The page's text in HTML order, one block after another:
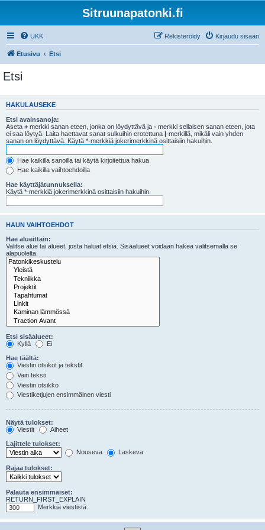
Sitruunapatonki.fi
UKK Kirjaudu sisään
Rekisteröidy
Etusivu Etsi
Etsi
HAKULAUSEKE
Etsi avainsanoja:
Aseta + merkki sanan eteen, jonka on löydyttävä ja - merkki sellaisen sanan eteen, jota
ei saa löytyä. Laita haettavat sanat sulkuihin erotettuna |-merkillä, mikäli vain yhden
sanan on löydyttävä. Käytä *-merkkiä jokerimerkkinä osittaisiin hakuihin.
Hae kaikilla sanoilla tai käytä kirjoitettua hakua
Hae kaikilla vaihtoehdoilla
Hae käyttäjätunnuksella:
Käytä *-merkkiä jokerimerkkinä osittaisiin hakuihin.
HAUN VAIHTOEHDOT
Hae alueittain:
Valitse alue tai alueet, josta haluat etsiä. Sisäalueet voidaan hakea valitsemalla se
alapuolelta.
Etsi sisäalueet:
Kyllä
Ei
Hae täältä:
Viestin otsikot ja tekstit
Vain teksti
Viestin otsikko
Viestiketjujen ensimmäinen viesti
Näytä tulokset:
Viestit
Aiheet
Lajittele tulokset:
Nouseva
Laskeva
Rajaa tulokset:
Palauta ensimmäiset:
RETURN_FIRST_EXPLAIN
Merkkiä viestistä.